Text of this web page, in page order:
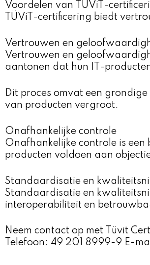
Voordelen van TÜViT-
TÜViT-certificering biedt
Vertrouwen en
Vertrouwen en
aantonen dat hun IT-
Dit proces omvat een
van producten vergroot.
Onafhankelijke controle
Onafhankelijke controle is
producten voldoen aan
Standaardisatie en
Standaardisatie en
interoperabiliteit en
Neem contact op met Tüvit
Telefoon: 49 201 8999-9 E-